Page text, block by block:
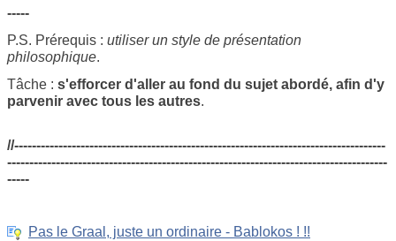
-----
P.S. Prérequis : utiliser un style de présentation
philosophique.
Tâche : s'efforcer d'aller au fond du sujet abordé, afin d'y
parvenir avec tous les autres.
//------------------------------------------------------------------------------------
--------------------------------------------------------------------------------------
-----
Pas le Graal, juste un ordinaire - Bablokos ! !!